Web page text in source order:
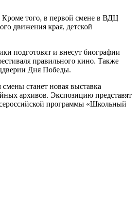
Кроме того, в первой смене в ВДЦ
движения края, детской
подготовят и внесут биографии
правильного кино. Также
Дня Победы.
станет новая выставка
архивов. Экспозицию представят
программы «Школьный